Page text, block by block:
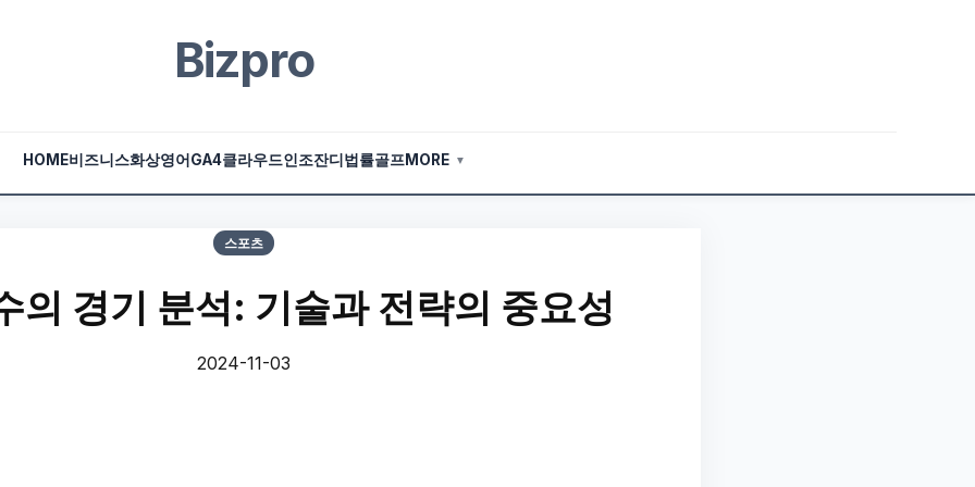
Bizpro
HOME비즈니스화상영어 GA4클라우드인조잔디 법률골프MORE ▼
스포츠
의 경기 분석: 기술과 전략의 중요성
2024-11-03